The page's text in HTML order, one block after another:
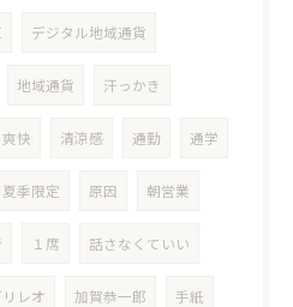
デジタル地域通貨
地域通貨 汗っかき
爽快 清涼感 通勤 通学
夏季限定 原因 朝営業
１席 話さなくていい
リレオ 加賀恭一郎 手紙